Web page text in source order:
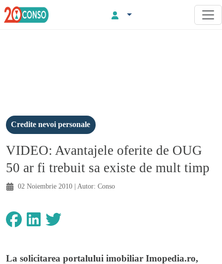
Credite nevoi personale
VIDEO: Avantajele oferite de OUG
50 ar fi trebuit sa existe de mult timp
02 Noiembrie 2010 | Autor: Conso
La solicitarea portalului imobiliar Imopedia.ro,